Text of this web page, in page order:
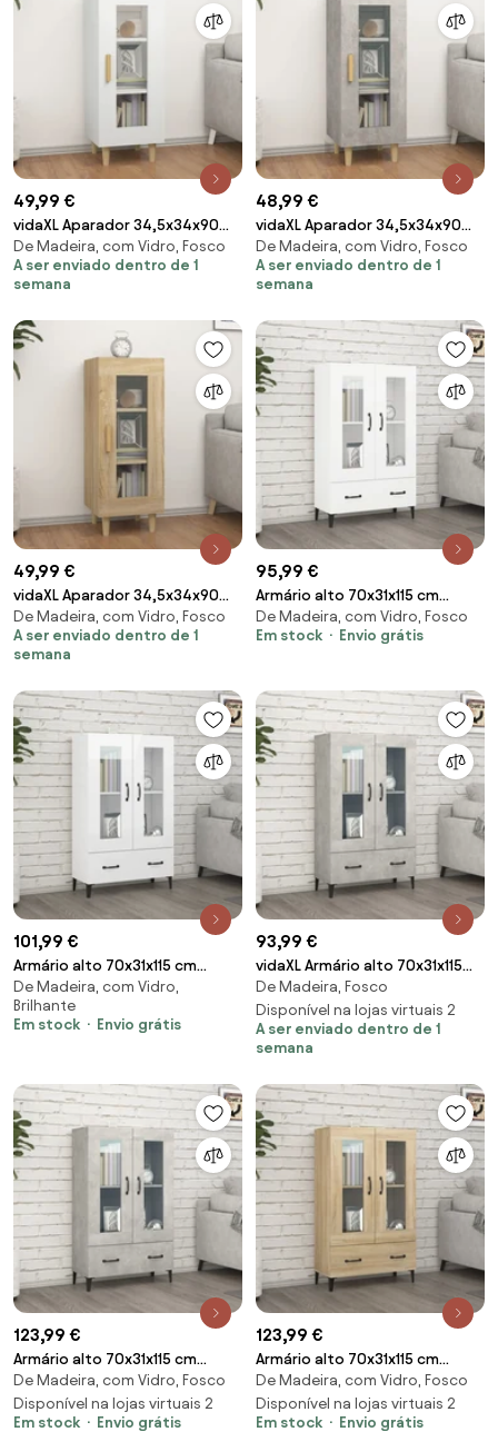
49,99 €
vidaXL Aparador 34,5x34x90
cm madeira processada
branco
De Madeira, com Vidro, Fosco
A ser enviado dentro de 1
semana
48,99 €
vidaXL Aparador 34,5x34x90
cm madeira processada cinza
cimento
De Madeira, com Vidro, Fosco
A ser enviado dentro de 1
semana
49,99 €
vidaXL Aparador 34,5x34x90
cm madeira processada cor
carvalho sonoma
De Madeira, com Vidro, Fosco
A ser enviado dentro de 1
semana
95,99 €
Armário alto 70x31x115 cm
madeira processada branco
De Madeira, com Vidro, Fosco
Em stock
Envio grátis
101,99 €
Armário alto 70x31x115 cm
madeira processada branco
brilhante
De Madeira, com Vidro,
Brilhante
Em stock
Envio grátis
93,99 €
vidaXL Armário alto 70x31x115
cm madeira processada cinza
cimento
De Madeira, Fosco
Disponível na lojas virtuais 2
A ser enviado dentro de 1
semana
123,99 €
Armário alto 70x31x115 cm
madeira processada cinza
cimento
De Madeira, com Vidro, Fosco
Disponível na lojas virtuais 2
Em stock
Envio grátis
123,99 €
Armário alto 70x31x115 cm
madeira processada carvalho
sonoma
De Madeira, com Vidro, Fosco
Disponível na lojas virtuais 2
Em stock
Envio grátis